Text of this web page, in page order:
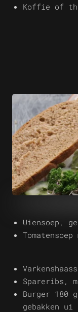
Koffie of
Uiensoep,
Spareribs,
Burger 180
gebakken ui